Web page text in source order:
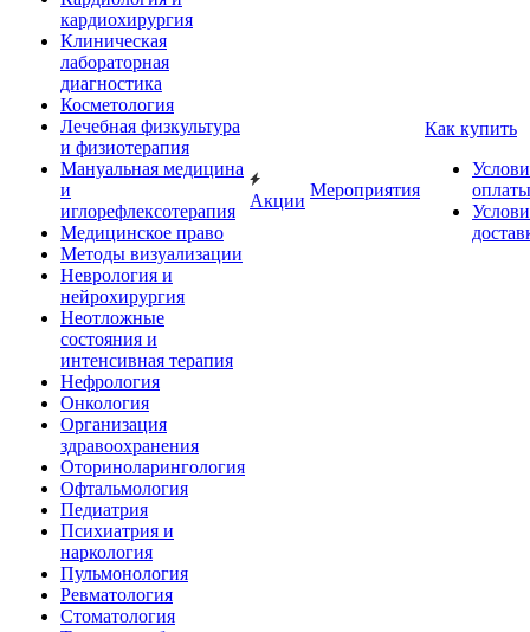
кардиохирургия
Клиническая
лабораторная
диагностика
Косметология
Лечебная физкультура
и физиотерапия
Мануальная медицина
и
иглорефлексотерапия
Медицинское право
Методы визуализации
Неврология и
нейрохирургия
Неотложные
состояния и
интенсивная терапия
Нефрология
Онкология
Организация
здравоохранения
Оториноларингология
Офтальмология
Педиатрия
Психиатрия и
наркология
Пульмонология
Ревматология
Стоматология
Акции
Мероприятия
Как купить
оплаты